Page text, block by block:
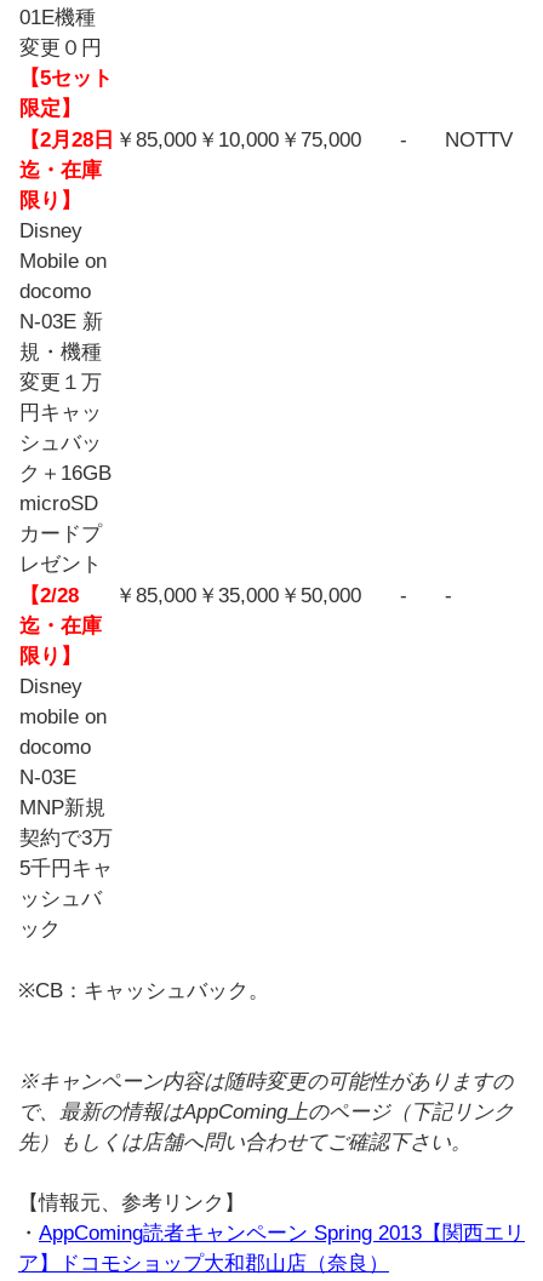
01E機種
変更０円
【5セット
限定】
【2月28日
迄・在庫
限り】
Disney
Mobile on
docomo
N-03E 新
規・機種
変更１万
円キャッ
シュバッ
ク＋16GB
microSD
カードプ
レゼント
￥85,000 ￥10,000 ￥75,000 - NOTTV
【2/28
迄・在庫
限り】
Disney
mobile on
docomo
N-03E
MNP新規
契約で3万
5千円キャ
ッシュバ
ック
￥85,000 ￥35,000 ￥50,000 - -
※CB：キャッシュバック。
※キャンペーン内容は随時変更の可能性がありますの
で、最新の情報はAppComing上のページ（下記リンク
先）もしくは店舗へ問い合わせてご確認下さい。
【情報元、参考リンク】
・ AppComing読者キャンペーン Spring 2013【関西エリ
ア】ドコモショップ大和郡山店（奈良）